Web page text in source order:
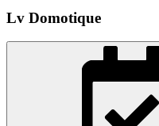
Lv Domotique